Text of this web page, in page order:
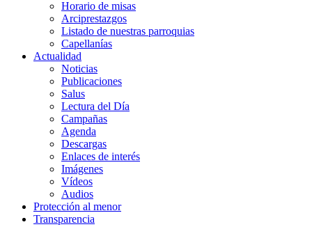
Horario de misas
Arciprestazgos
Listado de nuestras parroquias
Capellanías
Actualidad
Noticias
Publicaciones
Salus
Lectura del Día
Campañas
Agenda
Descargas
Enlaces de interés
Imágenes
Vídeos
Audios
Protección al menor
Transparencia